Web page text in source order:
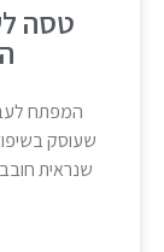
טסה
המפתח
שעוסק
שנראית